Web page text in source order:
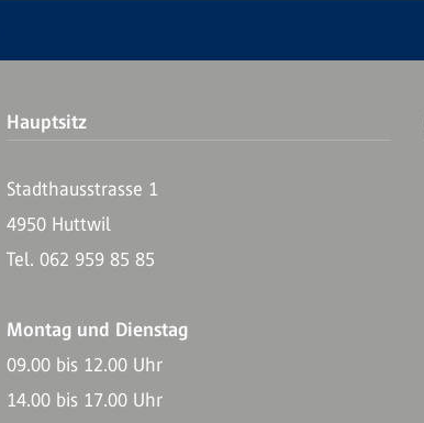
Hauptsitz
Stadthausstrasse 1
4950 Huttwil
Tel. 062 959 85 85
Montag und Dienstag
09.00 bis 12.00 Uhr
14.00 bis 17.00 Uhr